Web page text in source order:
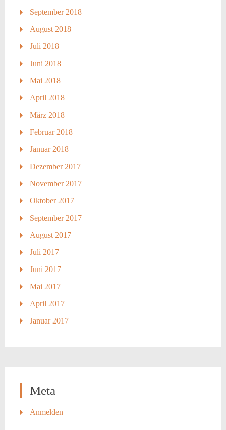
September 2018
August 2018
Juli 2018
Juni 2018
Mai 2018
April 2018
März 2018
Februar 2018
Januar 2018
Dezember 2017
November 2017
Oktober 2017
September 2017
August 2017
Juli 2017
Juni 2017
Mai 2017
April 2017
Januar 2017
Meta
Anmelden